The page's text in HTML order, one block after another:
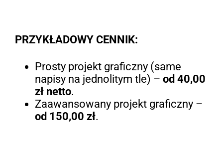
PRZYKŁADOWY CENNIK:
Prosty projekt graficzny (same
napisy na jednolitym tle) – od 40,00
zł netto.
Zaawansowany projekt graficzny –
od 150,00 zł.